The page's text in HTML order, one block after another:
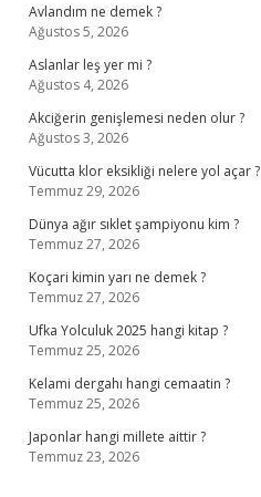
Avlandım ne demek ?
Ağustos 5, 2026
Aslanlar leş yer mi ?
Ağustos 4, 2026
Akciğerin genişlemesi neden olur ?
Ağustos 3, 2026
Vücutta klor eksikliği nelere yol açar ?
Temmuz 29, 2026
Dünya ağır sıklet şampiyonu kim ?
Temmuz 27, 2026
Koçari kimin yarı ne demek ?
Temmuz 27, 2026
Ufka Yolculuk 2025 hangi kitap ?
Temmuz 25, 2026
Kelami dergahı hangi cemaatin ?
Temmuz 25, 2026
Japonlar hangi millete aittir ?
Temmuz 23, 2026